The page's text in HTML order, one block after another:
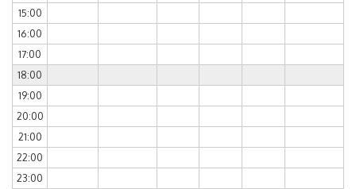
15:00
16:00
17:00
18:00
19:00
20:00
21:00
22:00
23:00